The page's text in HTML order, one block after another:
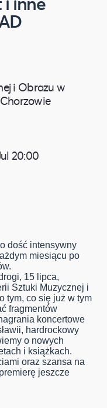
i Obrazu w
20:00
dość intensywny
miesiącu po
15 lipca,
Sztuki Muzycznej i
tym, co się już w tym
fragmentów
koncertowe
hardrockowy
o nowych
i książkach.
oraz szansa na
jeszcze